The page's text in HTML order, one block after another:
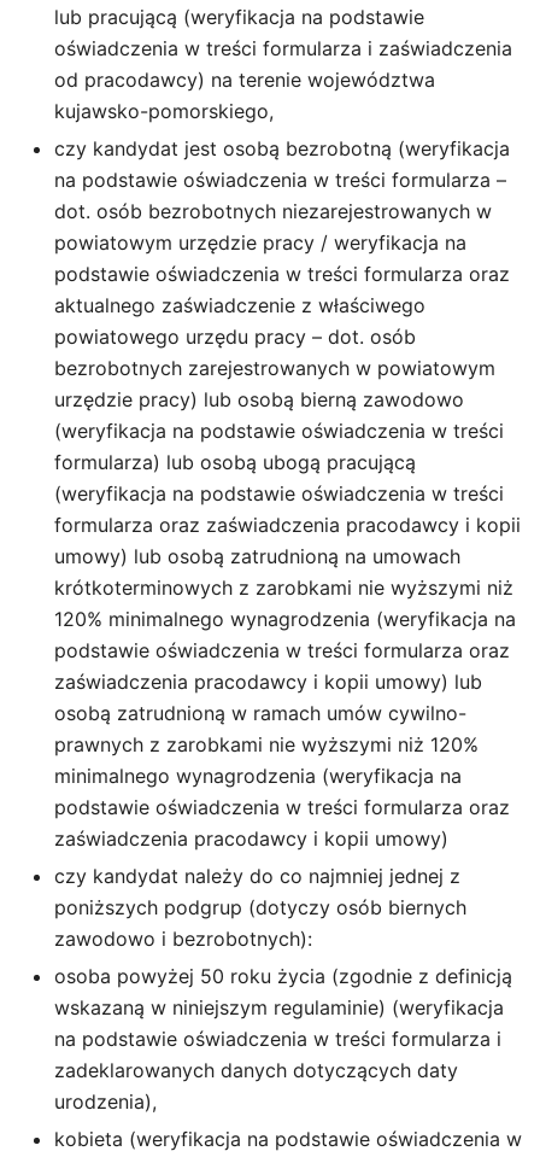
lub pracującą (weryfikacja na podstawie
oświadczenia w treści formularza i zaświadczenia
od pracodawcy) na terenie województwa
kujawsko-pomorskiego,
czy kandydat jest osobą bezrobotną (weryfikacja
na podstawie oświadczenia w treści formularza –
dot. osób bezrobotnych niezarejestrowanych w
powiatowym urzędzie pracy / weryfikacja na
podstawie oświadczenia w treści formularza oraz
aktualnego zaświadczenie z właściwego
powiatowego urzędu pracy – dot. osób
bezrobotnych zarejestrowanych w powiatowym
urzędzie pracy) lub osobą bierną zawodowo
(weryfikacja na podstawie oświadczenia w treści
formularza) lub osobą ubogą pracującą
(weryfikacja na podstawie oświadczenia w treści
formularza oraz zaświadczenia pracodawcy i kopii
umowy) lub osobą zatrudnioną na umowach
krótkoterminowych z zarobkami nie wyższymi niż
120% minimalnego wynagrodzenia (weryfikacja na
podstawie oświadczenia w treści formularza oraz
zaświadczenia pracodawcy i kopii umowy) lub
osobą zatrudnioną w ramach umów cywilno-
prawnych z zarobkami nie wyższymi niż 120%
minimalnego wynagrodzenia (weryfikacja na
podstawie oświadczenia w treści formularza oraz
zaświadczenia pracodawcy i kopii umowy)
czy kandydat należy do co najmniej jednej z
poniższych podgrup (dotyczy osób biernych
zawodowo i bezrobotnych):
osoba powyżej 50 roku życia (zgodnie z definicją
wskazaną w niniejszym regulaminie) (weryfikacja
na podstawie oświadczenia w treści formularza i
zadeklarowanych danych dotyczących daty
urodzenia),
kobieta (weryfikacja na podstawie oświadczenia w